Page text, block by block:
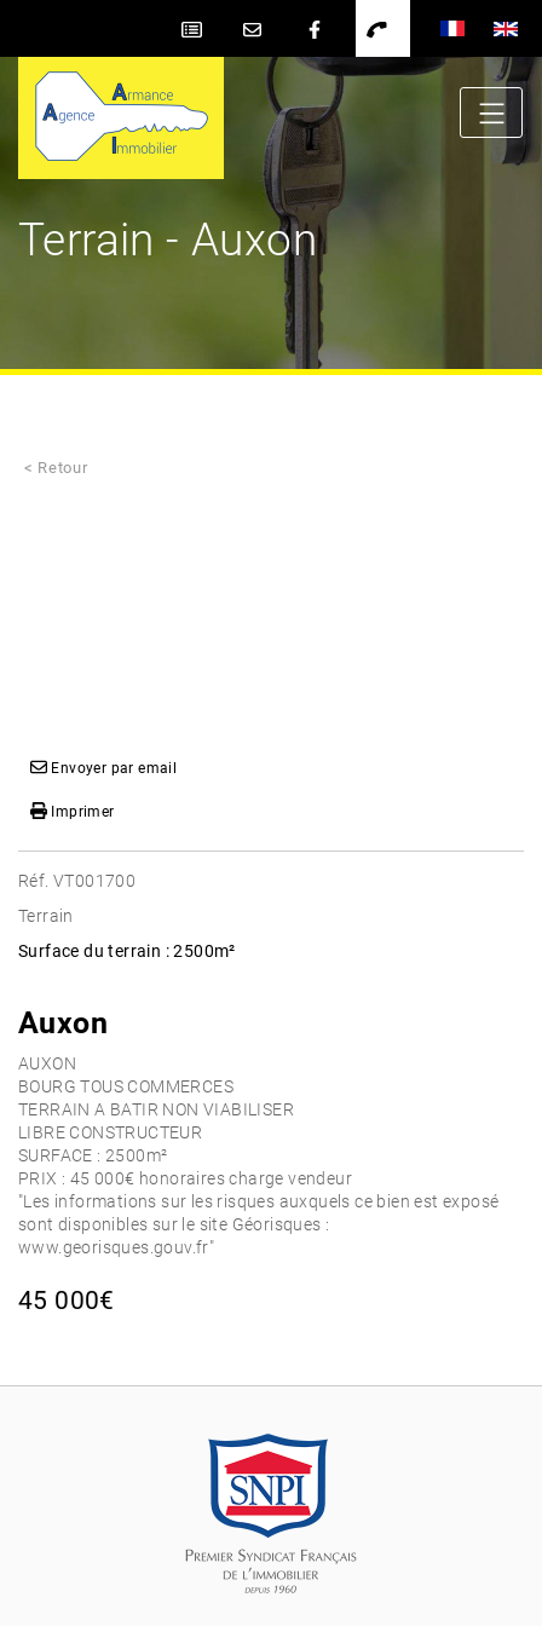
Terrain - Auxon
< Retour
Envoyer par email
Imprimer
Réf. VT001700
Terrain
Surface du terrain : 2500m²
Auxon
AUXON
BOURG TOUS COMMERCES
TERRAIN A BATIR NON VIABILISER
LIBRE CONSTRUCTEUR
SURFACE : 2500m²
PRIX : 45 000€ honoraires charge vendeur
"Les informations sur les risques auxquels ce bien est exposé
sont disponibles sur le site Géorisques :
www.georisques.gouv.fr"
45 000€